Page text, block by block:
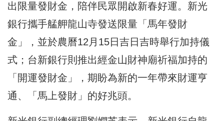
出限量發財金，陪伴民眾開啟新春好運。新光
銀行攜手艋舺龍山寺發送限量「馬年發財
金」，並於農曆12月15日吉日吉時舉行加持儀
式；台新銀行則推出經金山財神廟祈福加持的
「開運發財金」，期盼為新的一年帶來財運亨
通、「馬上發財」的好兆頭。